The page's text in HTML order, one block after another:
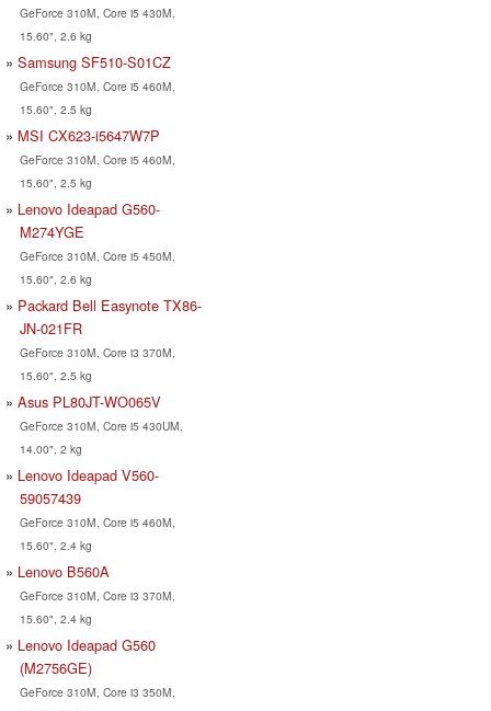
GeForce 310M, Core i5 430M,
15.60", 2.6 kg
Samsung SF510-S01CZ
GeForce 310M, Core i5 460M,
15.60", 2.5 kg
MSI CX623-i5647W7P
GeForce 310M, Core i5 460M,
15.60", 2.5 kg
Lenovo Ideapad G560-
M274YGE
GeForce 310M, Core i5 450M,
15.60", 2.6 kg
Packard Bell Easynote TX86-
JN-021FR
GeForce 310M, Core i3 370M,
15.60", 2.5 kg
Asus PL80JT-WO065V
GeForce 310M, Core i5 430UM,
14.00", 2 kg
Lenovo Ideapad V560-
59057439
GeForce 310M, Core i5 460M,
15.60", 2.4 kg
Lenovo B560A
GeForce 310M, Core i3 370M,
15.60", 2.4 kg
Lenovo Ideapad G560
(M2756GE)
GeForce 310M, Core i3 350M,